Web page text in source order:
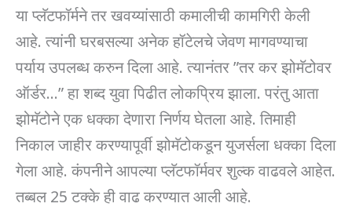
या प्लॅटफॉर्मने तर खवय्यांसाठी कमालीची कामगिरी केली
आहे. त्यांनी घरबसल्या अनेक हॉटेलचे जेवण मागवण्याचा
पर्याय उपलब्ध करुन दिला आहे. त्यानंतर ”तर कर झोमॅटोवर
ऑर्डर…” हा शब्द युवा पिढीत लोकप्रिय झाला. परंतु आता
झोमॅटोने एक धक्का देणारा निर्णय घेतला आहे. तिमाही
निकाल जाहीर करण्यापूर्वी झोमॅटोकडून युजर्सला धक्का दिला
गेला आहे. कंपनीने आपल्या प्लॅटफॉर्मवर शुल्क वाढवले आहेत.
तब्बल 25 टक्के ही वाढ करण्यात आली आहे.